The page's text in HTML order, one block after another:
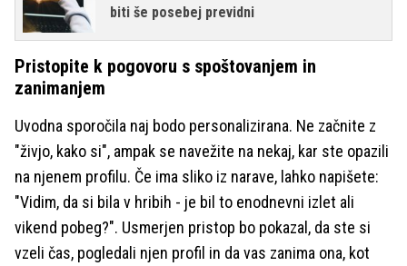
biti še posebej previdni
Pristopite k pogovoru s spoštovanjem in
zanimanjem
Uvodna sporočila naj bodo personalizirana. Ne začnite z
"živjo, kako si", ampak se navežite na nekaj, kar ste opazili
na njenem profilu. Če ima sliko iz narave, lahko napišete:
"Vidim, da si bila v hribih - je bil to enodnevni izlet ali
vikend pobeg?". Usmerjen pristop bo pokazal, da ste si
vzeli čas, pogledali njen profil in da vas zanima ona, kot